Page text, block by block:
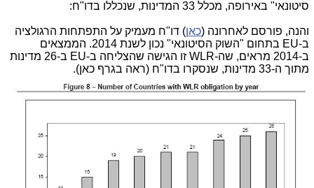
סיטונאי" באירופה, מכלל 33 המדינות, שנכללו בדו"ח:
והנה, פורסם לאחרונה (כאן) דו"ח מעמיק על התפתחות הרגולציה
ב-EU בתחום "השוק הסיטונאי" נכון לשנת 2014. הממצאים
ב-2014 מראים, שה-WLR זו הגישה שהצליחה ב-EU ב-26 מדינות
מתוך ה-33 מדינות, שנסקרו בדו"ח (ראה בגרף כאן).